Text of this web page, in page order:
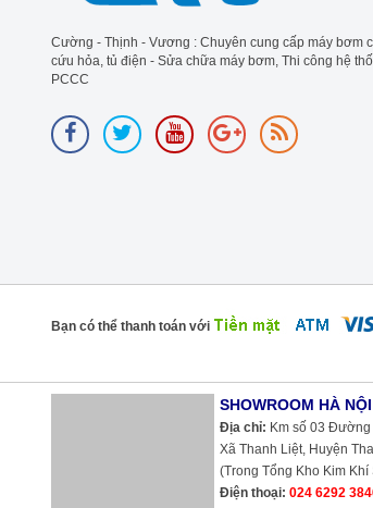
Cường - Thịnh - Vương : Chuyên cung cấp máy bơm
cứu hỏa, tủ điện - Sửa chữa máy bơm, Thi công hệ
PCCC
Bạn có thể thanh toán với
Km số 03 Đường Phan Trọng Tuệ, Xã Thanh
Trì, TP. Hà Nội (Trong Tổng Kho Kim Khí Số 1)
024 6292 3846 - 024 6674 3148
0989 490 236 - 0936 995 663 - 0975 135 635